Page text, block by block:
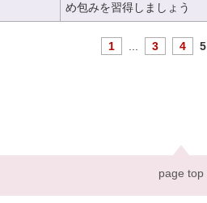
め包みを習得しましょう
1 3 4 5
page top